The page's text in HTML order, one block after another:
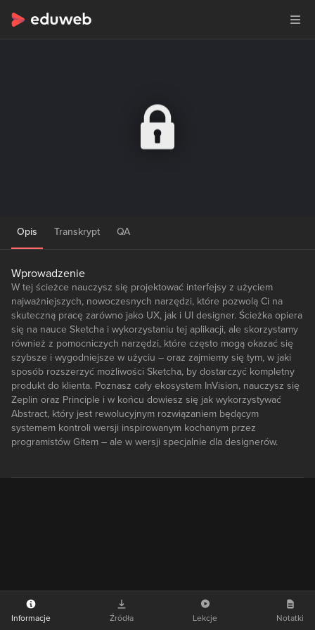
Opis Transkrypt QA
Wprowadzenie
W tej ścieżce nauczysz się projektować interfejsy z użyciem
najważniejszych, nowoczesnych narzędzi, które pozwolą Ci na
skuteczną pracę zarówno jako UX, jak i UI designer. Ścieżka opiera
się na nauce Sketcha i wykorzystaniu tej aplikacji, ale skorzystamy
również z pomocniczych narzędzi, które często mogą okazać się
szybsze i wygodniejsze w użyciu – oraz zajmiemy się tym, w jaki
sposób rozszerzyć możliwości Sketcha, by dostarczyć kompletny
produkt do klienta. Poznasz cały ekosystem InVision, nauczysz się
Zeplin oraz Principle i w końcu dowiesz się jak wykorzystywać
Abstract, który jest rewolucyjnym rozwiązaniem będącym
systemem kontroli wersji inspirowanym kochanym przez
programistów Gitem – ale w wersji specjalnie dla designerów.
Informacje Źródła Lekcje Notatki